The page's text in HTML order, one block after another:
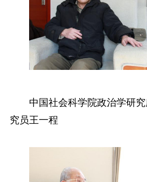
中国社会科学院政治学研
究员王一程